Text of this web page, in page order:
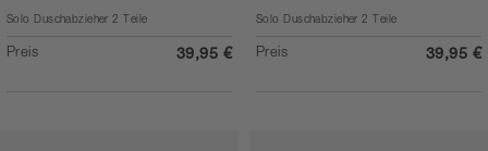
Solo Duschabzieher 2 Teile
Preis 39,95 €
Solo Duschabzieher 2 Teile
Preis 39,95 €